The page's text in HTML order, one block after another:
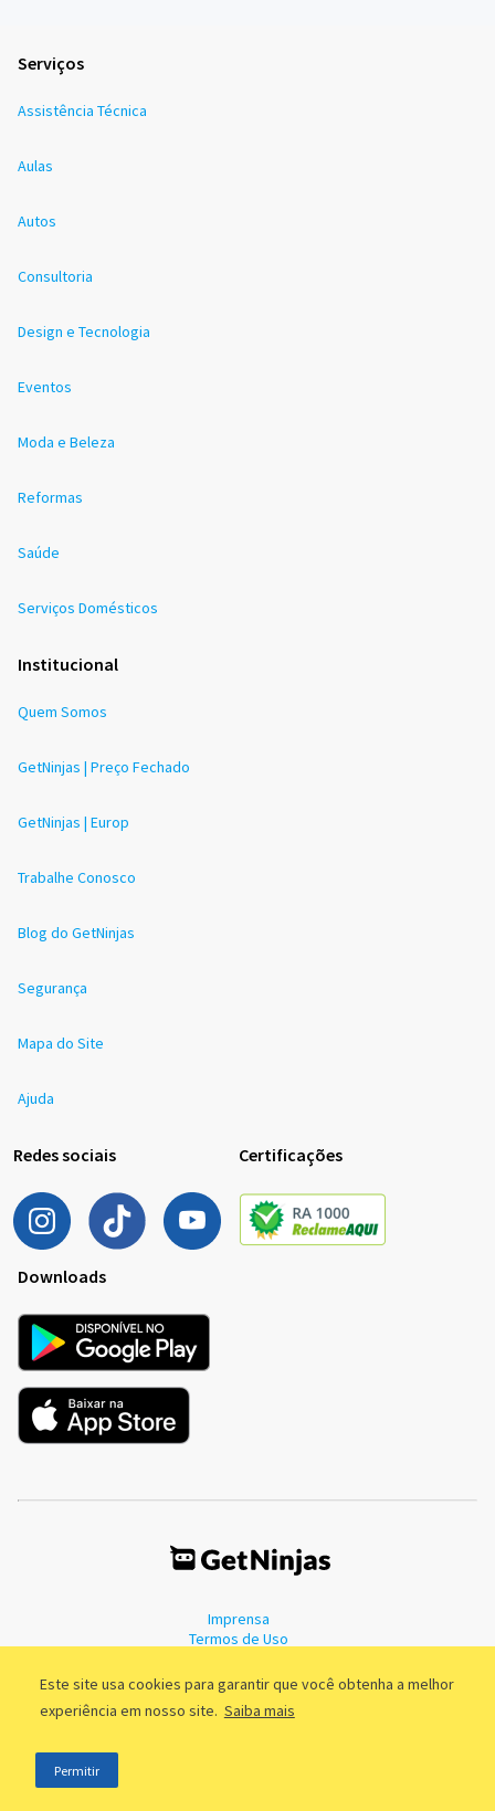
Este site usa cookies para garantir que você obtenha a melhor
experiência em nosso site. Saiba mais
Permitir
Serviços
Assistência Técnica
Aulas
Autos
Consultoria
Design e Tecnologia
Eventos
Moda e Beleza
Reformas
Saúde
Serviços Domésticos
Institucional
Quem Somos
GetNinjas | Preço Fechado
GetNinjas | Europ
Trabalhe Conosco
Blog do GetNinjas
Segurança
Mapa do Site
Ajuda
Redes sociais Certificações
Downloads
Imprensa
Termos de Uso
©2011 - 2026, GetNinjas LTDA. CNPJ 55.744.877/0001-89 - Rua Dr.
Fernandes Coelho, 85 - 3º andar - São Paulo/SP - Brasil